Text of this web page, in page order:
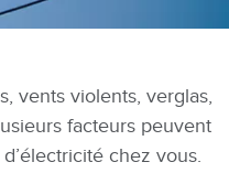
vents violents, verglas,
facteurs peuvent
chez vous.